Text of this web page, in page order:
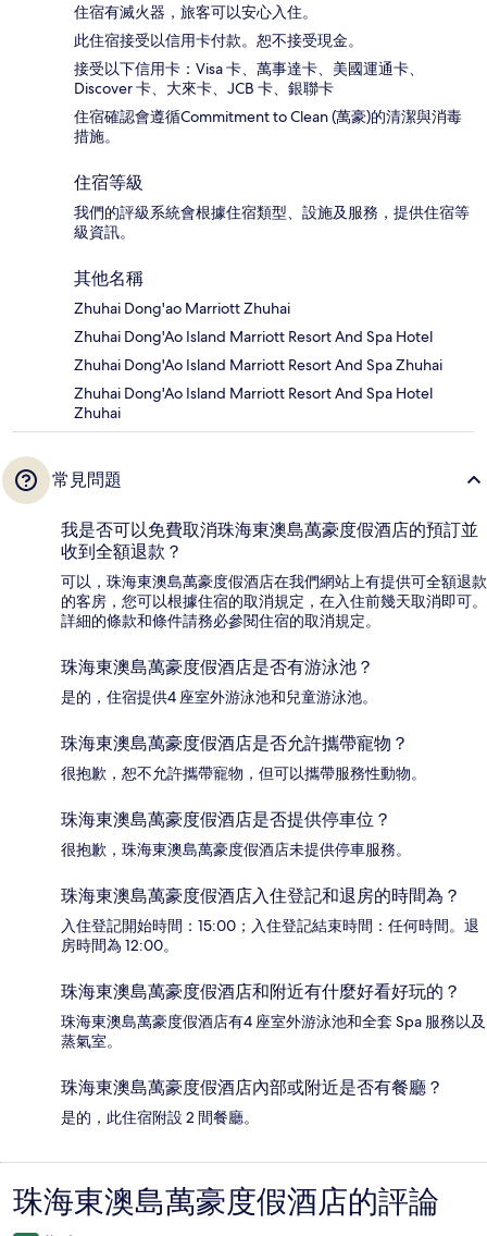
住宿有滅火器，旅客可以安心入住。
此住宿接受以信用卡付款。恕不接受現金。
接受以下信用卡：Visa 卡、萬事達卡、美國運通卡、
Discover 卡、大來卡、JCB 卡、銀聯卡
住宿確認會遵循Commitment to Clean (萬豪)的清潔與消毒
措施。
住宿等級
我們的評級系統會根據住宿類型、設施及服務，提供住宿等
級資訊。
其他名稱
Zhuhai Dong'ao Marriott Zhuhai
Zhuhai Dong'Ao Island Marriott Resort And Spa Hotel
Zhuhai Dong'Ao Island Marriott Resort And Spa Zhuhai
Zhuhai Dong'Ao Island Marriott Resort And Spa Hotel
Zhuhai
常見問題
我是否可以免費取消珠海東澳島萬豪度假酒店的預訂並
收到全額退款？
可以，珠海東澳島萬豪度假酒店在我們網站上有提供可全額退款
的客房，您可以根據住宿的取消規定，在入住前幾天取消即可。
詳細的條款和條件請務必參閱住宿的取消規定。
珠海東澳島萬豪度假酒店是否有游泳池？
是的，住宿提供4 座室外游泳池和兒童游泳池。
珠海東澳島萬豪度假酒店是否允許攜帶寵物？
很抱歉，恕不允許攜帶寵物，但可以攜帶服務性動物。
珠海東澳島萬豪度假酒店是否提供停車位？
很抱歉，珠海東澳島萬豪度假酒店未提供停車服務。
珠海東澳島萬豪度假酒店入住登記和退房的時間為？
入住登記開始時間：15:00；入住登記結束時間：任何時間。退
房時間為 12:00。
珠海東澳島萬豪度假酒店和附近有什麼好看好玩的？
珠海東澳島萬豪度假酒店有4 座室外游泳池和全套 Spa 服務以及
蒸氣室。
珠海東澳島萬豪度假酒店內部或附近是否有餐廳？
是的，此住宿附設 2 間餐廳。
評
珠海東澳島萬豪度假酒店的評論